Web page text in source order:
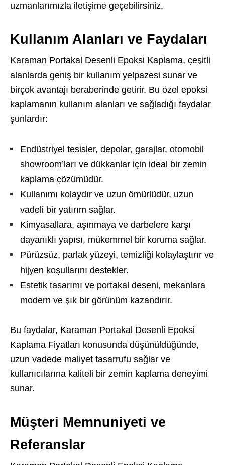
uzmanlarımızla iletişime geçebilirsiniz.
Kullanım Alanları ve Faydaları
Karaman Portakal Desenli Epoksi Kaplama, çeşitli
alanlarda geniş bir kullanım yelpazesi sunar ve
birçok avantajı beraberinde getirir. Bu özel epoksi
kaplamanın kullanım alanları ve sağladığı faydalar
şunlardır:
Endüstriyel tesisler, depolar, garajlar, otomobil
showroom’ları ve dükkanlar için ideal bir zemin
kaplama çözümüdür.
Kullanımı kolaydır ve uzun ömürlüdür, uzun
vadeli bir yatırım sağlar.
Kimyasallara, aşınmaya ve darbelere karşı
dayanıklı yapısı, mükemmel bir koruma sağlar.
Pürüzsüz, parlak yüzeyi, temizliği kolaylaştırır ve
hijyen koşullarını destekler.
Estetik tasarımı ve portakal deseni, mekanlara
modern ve şık bir görünüm kazandırır.
Bu faydalar, Karaman Portakal Desenli Epoksi
Kaplama Fiyatları konusunda düşünüldüğünde,
uzun vadede maliyet tasarrufu sağlar ve
kullanıcılarına kaliteli bir zemin kaplama deneyimi
sunar.
Müşteri Memnuniyeti ve
Referanslar